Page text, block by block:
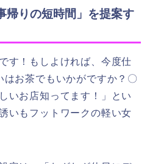
帰りの短時間」を提案す
す！もしよければ、今度仕
お茶でもいかがですか？〇
いお店知ってます！」とい
いもフットワークの軽い女